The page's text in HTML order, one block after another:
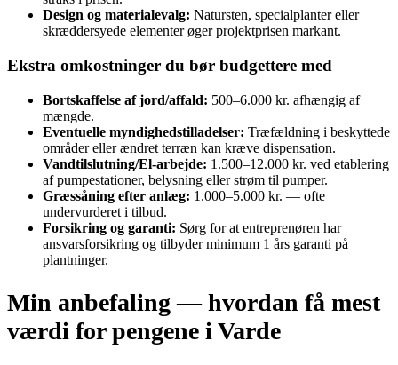
Design og materialevalg: Natursten, specialplanter eller
skræddersyede elementer øger projektprisen markant.
Ekstra omkostninger du bør budgettere med
Bortskaffelse af jord/affald: 500–6.000 kr. afhængig af
mængde.
Eventuelle myndighedstilladelser: Træfældning i beskyttede
områder eller ændret terræn kan kræve dispensation.
Vandtilslutning/El‑arbejde: 1.500–12.000 kr. ved etablering
af pumpestationer, belysning eller strøm til pumper.
Græssåning efter anlæg: 1.000–5.000 kr. — ofte
undervurderet i tilbud.
Forsikring og garanti: Sørg for at entreprenøren har
ansvarsforsikring og tilbyder minimum 1 års garanti på
plantninger.
Min anbefaling — hvordan få mest
værdi for pengene i Varde